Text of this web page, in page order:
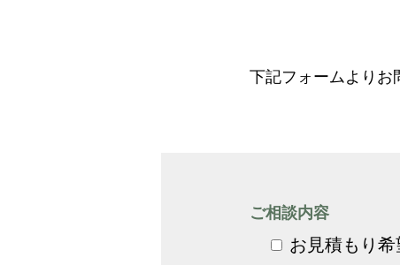
下記フォームよりお
ご相談内容
お見積もり希